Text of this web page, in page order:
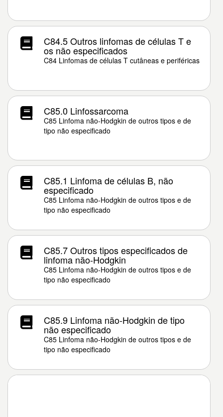
C84.5 Outros linfomas de células T e
os não especificados
C84 Linfomas de células T cutâneas e periféricas
C85.0 Linfossarcoma
C85 Linfoma não-Hodgkin de outros tipos e de
tipo não especificado
C85.1 Linfoma de células B, não
especificado
C85 Linfoma não-Hodgkin de outros tipos e de
tipo não especificado
C85.7 Outros tipos especificados de
linfoma não-Hodgkin
C85 Linfoma não-Hodgkin de outros tipos e de
tipo não especificado
C85.9 Linfoma não-Hodgkin de tipo
não especificado
C85 Linfoma não-Hodgkin de outros tipos e de
tipo não especificado